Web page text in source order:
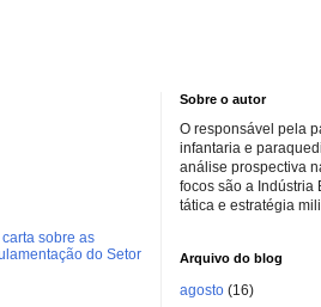
sobre as
do Setor
Sobre o autor
O responsável pela
infantaria e
análise prospectiva
focos são a Indústria
tática e estratégia
Arquivo do blog
agosto (16)